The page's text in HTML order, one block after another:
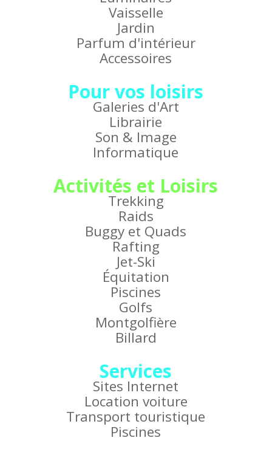
Vaisselle
Jardin
Parfum d'intérieur
Accessoires
Pour vos loisirs
Galeries d'Art
Librairie
Son & Image
Informatique
Activités et Loisirs
Trekking
Raids
Buggy et Quads
Rafting
Jet-Ski
Équitation
Piscines
Golfs
Montgolfière
Billard
Services
Sites Internet
Location voiture
Transport touristique
Piscines